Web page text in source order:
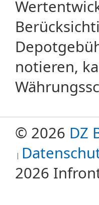
notieren,
© 2026 DZ
2026